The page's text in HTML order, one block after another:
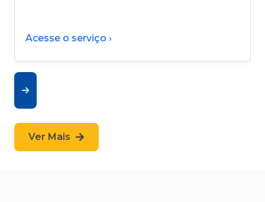
Acesse o serviço ›
Ver Mais